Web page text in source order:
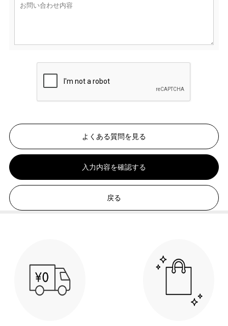
よくある質問を見る
入力内容を確認する
戻る